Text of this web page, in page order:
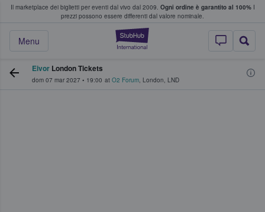
Il marketplace dei biglietti per eventi dal vivo dal 2009. Ogni ordine è garantito al 100%I
prezzi possono essere differenti dal valore nominale.
StubHub - Dove
Menu
fan comprano e vendono biglietti
Eivor London Tickets
dom 07 mar 2027 • 19:00 at O2 Forum, London, LND